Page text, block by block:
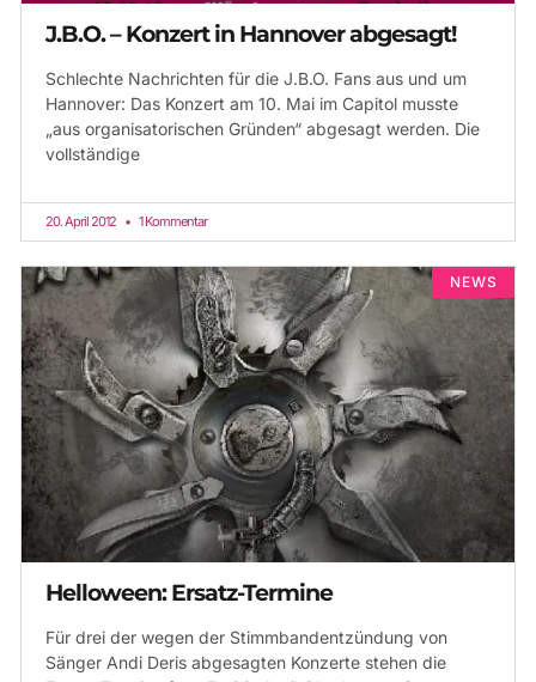
J.B.O. – Konzert in Hannover abgesagt!
Schlechte Nachrichten für die J.B.O. Fans aus und um
Hannover: Das Konzert am 10. Mai im Capitol musste
„aus organisatorischen Gründen“ abgesagt werden. Die
vollständige
20. April 2012 1 Kommentar
NEWS
Helloween: Ersatz-Termine
Für drei der wegen der Stimmbandentzündung von
Sänger Andi Deris abgesagten Konzerte stehen die